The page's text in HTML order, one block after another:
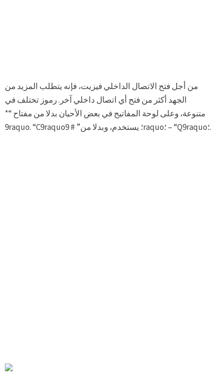
من أجل فتح الاتصال الداخلي فيزيت، فإنه يتطلب المزيد من
الجهد أكثر من فتح أي اتصال داخلي آخر. رموز تختلف في
متنوعة، وعلى لوحة المفاتيح في بعض الأحيان بدلا من مفتاح “*
9raquo. “C9raquo؛ يستخدم، وبدلا من” # 9raquo؛ – “Q9raquo؛.